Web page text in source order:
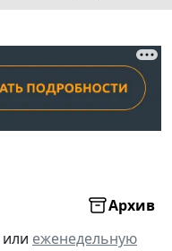
Архив
или еженедельную